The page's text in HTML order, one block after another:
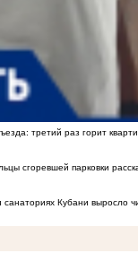
третий раз горит
сгоревшей парковки
Кубани выросло